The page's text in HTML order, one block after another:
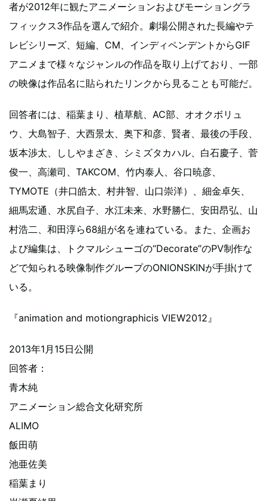
者が2012年に観たアニメーションおよびモーショングラ
フィックス3作品を選んで紹介。劇場公開された長編やテ
レビシリーズ、短編、CM、インディペンデントからGIF
アニメまで様々なジャンルの作品を取り上げており、一部
の映像は作品名に貼られたリンクから見ることも可能だ。
回答者には、稲葉まり、植草航、AC部、オオクボリュ
ウ、大島智子、大西景太、奥下和彦、賢者、最後の手段、
坂本渉太、ししやまざき、シミズタカハル、白石慶子、菅
俊一、高瀬司、TAKCOM、竹内泰人、谷口暁彦、
TYMOTE（井口皓太、村井智、山口崇洋）、細金卓矢、
細馬宏通、水尻自子、水江未来、水野勝仁、安田昂弘、山
村浩二、和田淳ら68組が名を連ねている。また、企画お
よび編集は、トクマルシューゴの“Decorate”のPV制作な
どで知られる映像制作グループのONIONSKINが手掛けて
いる。
『animation and motiongraphicis VIEW2012』
2013年1月15日公開
回答者：
青木純
アニメーション総合文化研究所
ALIMO
飯田萌
池亜佐美
稲葉まり